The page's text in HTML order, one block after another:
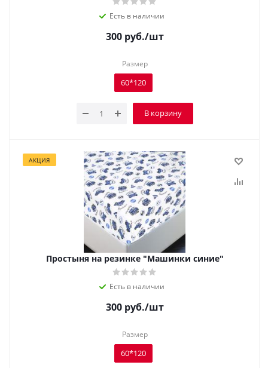
Есть в наличии
300руб./шт
Размер
60*120
В корзину
АКЦИЯ
Простыня на резинке "Машинки синие"
Есть в наличии
300руб./шт
Размер
60*120